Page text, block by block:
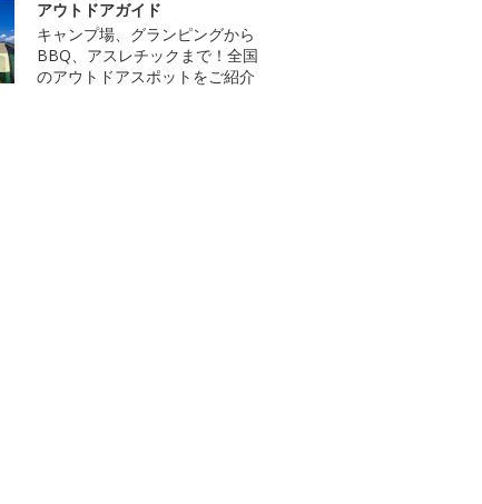
アウトドアガイド
キャンプ場、グランピングから
BBQ、アスレチックまで！全国
のアウトドアスポットをご紹介